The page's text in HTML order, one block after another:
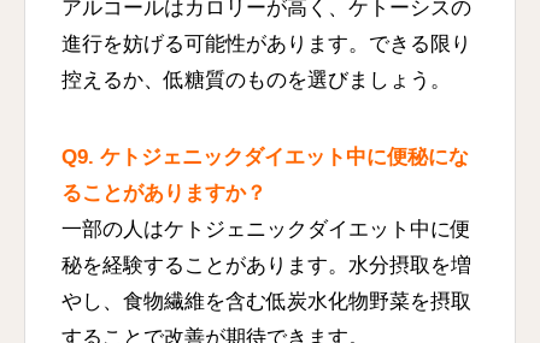
アルコールはカロリーが高く、ケトーシスの
進行を妨げる可能性があります。できる限り
控えるか、低糖質のものを選びましょう。
Q9. ケトジェニックダイエット中に便秘にな
ることがありますか？
一部の人はケトジェニックダイエット中に便
秘を経験することがあります。水分摂取を増
やし、食物繊維を含む低炭水化物野菜を摂取
することで改善が期待できます。